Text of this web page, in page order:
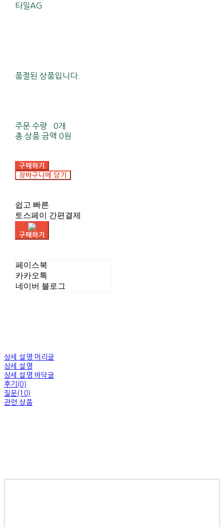
타일AG
품절된 상품입니다.
주문 수량
0개
총 상품 금액 0원
구매하기
장바구니에 담기
쉽고 빠른
토스페이 간편결제
구매하기
페이스북
카카오톡
네이버 블로그
상세 설명 머리글
상세 설명
상세 설명 바닥글
후기(0)
질문(10)
관련 상품